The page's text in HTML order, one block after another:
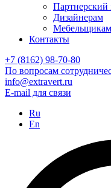
Партнерский
Дизайнерам
Мебельщикам
Контакты
+7 (8162) 98-70-80
По вопросам
info@extravert.ru
E-mail для связи
Ru
En